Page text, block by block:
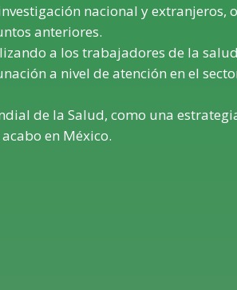
nacional y extranjeros,
anteriores.
a los trabajadores de la
a nivel de atención en el
de la Salud, como una
en México.